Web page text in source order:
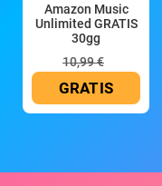
Amazon Music
Unlimited GRATIS
30gg
10,99 €
GRATIS